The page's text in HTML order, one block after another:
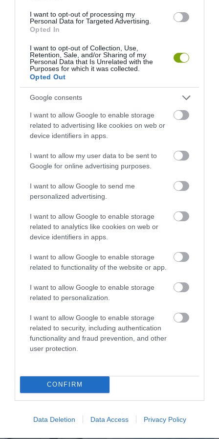
I want to opt-out of processing my
Personal Data for Targeted Advertising.
Opted In
I want to opt-out of Collection, Use,
Retention, Sale, and/or Sharing of my
Personal Data that Is Unrelated with the
Purposes for which it was collected.
Opted Out
Google consents
I want to allow Google to enable storage
related to advertising like cookies on web or
device identifiers in apps.
I want to allow my user data to be sent to
Google for online advertising purposes.
I want to allow Google to send me
personalized advertising.
I want to allow Google to enable storage
related to analytics like cookies on web or
device identifiers in apps.
I want to allow Google to enable storage
related to functionality of the website or app.
I want to allow Google to enable storage
related to personalization.
I want to allow Google to enable storage
related to security, including authentication
functionality and fraud prevention, and other
user protection.
CONFIRM
Data Deletion Data Access Privacy Policy
HASONLÓ ÉRDEKESSÉGEK
PANNONHALMI
KÖRNYÉKÉN: TERMÉSZET,
2026-08-04
KIRÁNDULÁS A
PANNONHALMI
KIRÁNDULÁS A
2026-08-04